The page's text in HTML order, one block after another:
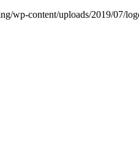
wp-content/uploads/2019/07/